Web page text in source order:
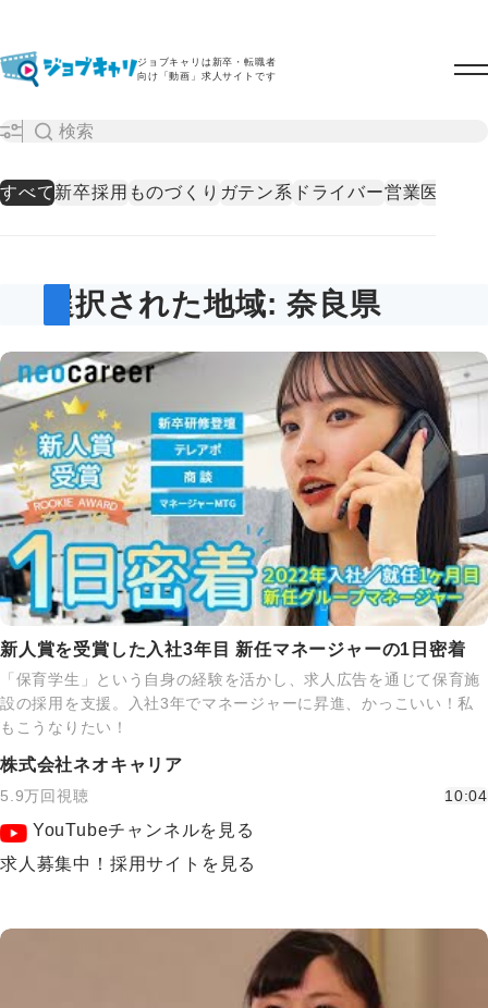
ジョブキャリは新卒・転職者
向け「動画」求人サイトです
すべて新卒採用 ものづくり ガテン系 ドライバー営業医療・
選択された地域: 奈良県
新人賞を受賞した入社3年目 新任マネージャーの1日密着
「保育学生」という自身の経験を活かし、求人広告を通じて保育施
設の採用を支援。入社3年でマネージャーに昇進、かっこいい！私
もこうなりたい！
株式会社ネオキャリア
5.9万回視聴 10:04
YouTubeチャンネルを見る
求人募集中！採用サイトを見る